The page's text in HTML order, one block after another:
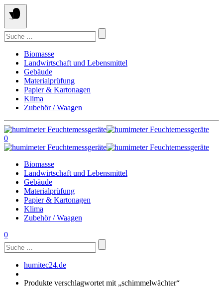
Springe
zum
Inhalt
Suchen
nach:
Biomasse
Landwirtschaft und Lebensmittel
Gebäude
Materialprüfung
Papier & Kartonagen
Klima
Zubehör / Waagen
0
Biomasse
Landwirtschaft und Lebensmittel
Gebäude
Materialprüfung
Papier & Kartonagen
Klima
Zubehör / Waagen
0
Suchen
nach:
humitec24.de
Produkte verschlagwortet mit „schimmelwächter“